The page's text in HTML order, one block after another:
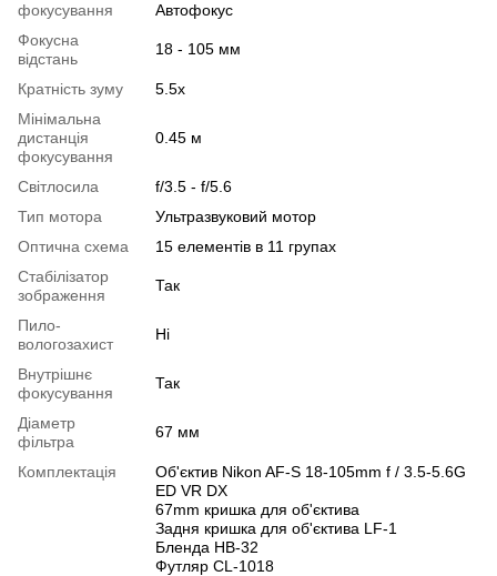
фокусування
Автофокус
Фокусна
відстань
18 - 105 мм
Кратність зуму
5.5x
Мінімальна
дистанція
фокусування
0.45 м
Світлосила
f/3.5 - f/5.6
Тип мотора
Ультразвуковий мотор
Оптична схема
15 елементів в 11 групах
Стабілізатор
зображення
Так
Пило-
вологозахист
Ні
Внутрішнє
фокусування
Так
Діаметр
фільтра
67 мм
Комплектація
Об'єктив Nikon AF-S 18-105mm f / 3.5-5.6G
ED VR DX
67mm кришка для об'єктива
Задня кришка для об'єктива LF-1
Бленда HB-32
Футляр CL-1018